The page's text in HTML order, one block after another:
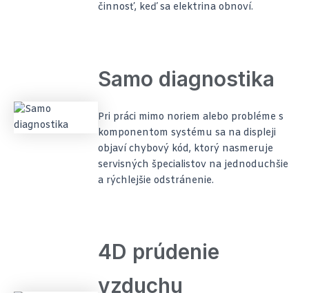
činnosť, keď sa elektrina obnoví.
Samo diagnostika
Pri práci mimo noriem alebo probléme s
komponentom systému sa na displeji
objaví chybový kód, ktorý nasmeruje
servisných špecialistov na jednoduchšie
a rýchlejšie odstránenie.
4D prúdenie
vzduchu